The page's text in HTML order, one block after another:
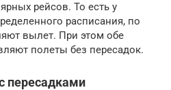
рейсов. То есть у
расписания, по
вылет. При этом обе
полеты без пересадок.
пересадками